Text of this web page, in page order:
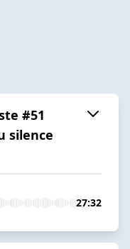
#51
silence
27:32